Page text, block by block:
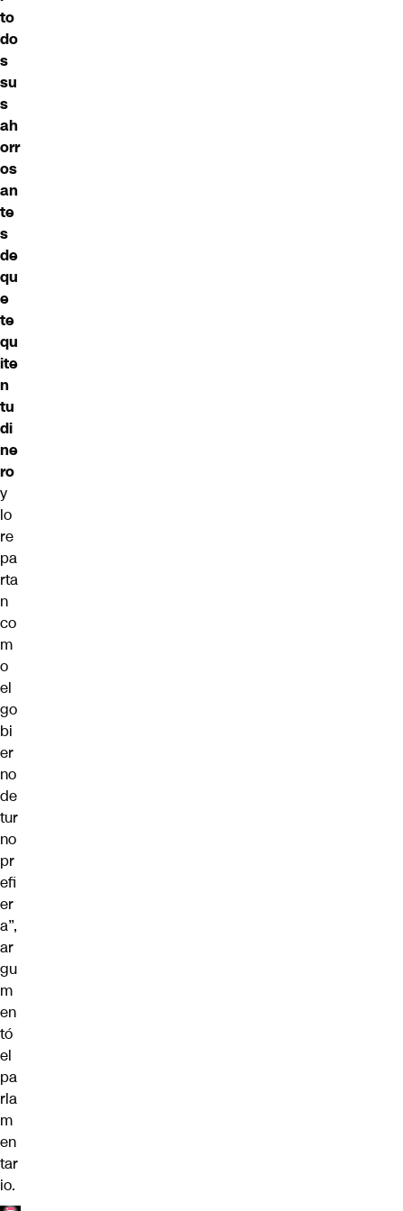
to
do
s
su
s
ah
orr
os
an
te
s
de
qu
e
te
qu
ite
n
tu
di
ne
ro
y
lo
re
pa
rta
n
co
m
o
el
go
bi
er
no
de
tur
no
pr
efi
er
a”,
ar
gu
m
en
tó
el
pa
rla
m
en
tar
io.